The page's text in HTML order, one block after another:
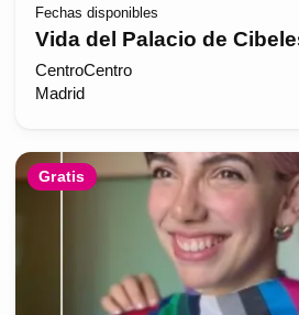
Fechas disponibles
Vida del Palacio de
CentroCentro
Madrid
Gratis